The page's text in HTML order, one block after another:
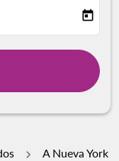
today
A Nueva York